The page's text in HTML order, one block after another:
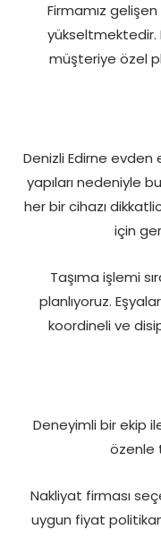
Firmamız
yükseltmektedir.
müşteriye özel
Denizli Edirne evden
yapıları nedeniyle
her bir cihazı
için
Taşıma işlemi
planlıyoruz.
koordineli ve
Deneyimli bir ekip
özenle
Nakliyat firması
uygun fiyat